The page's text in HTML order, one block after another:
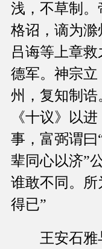
浅，不草制
格诏，谪为滁
吕诲等上章
德军。神宗
州，复知制
《十议》以
事，富弼谓曰
辈同心以济”
谁敢不同。
得已”
王安石雅